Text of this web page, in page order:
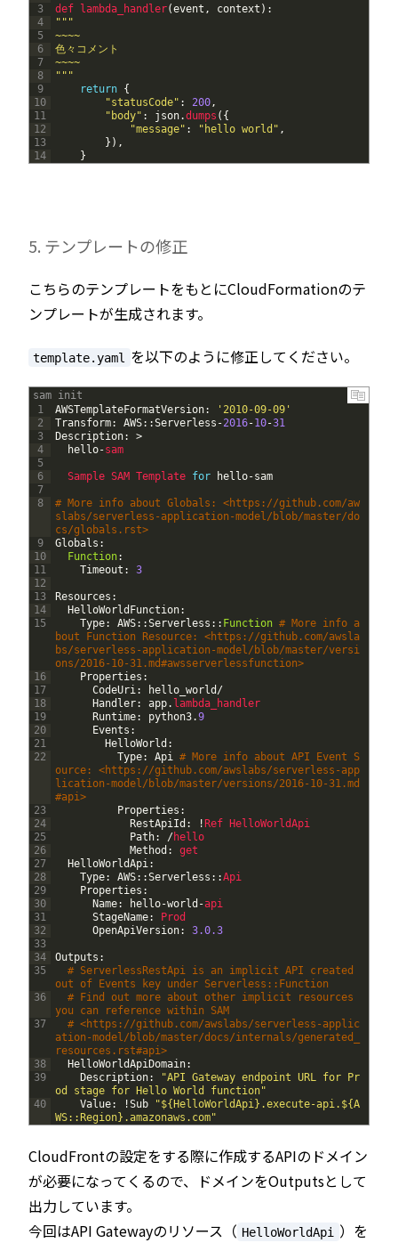
3
4
5
6
7
8
9
10
11
12
13
14
def lambda_handler(event , context ) :
"" "
~~~~
色々コメント
~~~~
" ""
return {
"statusCode" : 200,
"body" : json.dumps ( {
"message" : "hello world" ,
} ) ,
}
5. テンプレートの修正
こちらのテンプレートをもとにCloudFormationのテ
ンプレートが生成されます。
template.yaml を以下のように修正してください。
sam init
1
2
3
4
5
6
7
8
9
10
11
12
13
14
15
16
17
18
19
20
21
22
23
24
25
26
27
28
29
30
31
32
33
34
35
36
37
38
39
40
AWSTemplateFormatVersion:
'2010-09-09'
Transform: AWS::Serverless -2016-10-31
Description:
>
hello-sam
Sample SAM Template for hello-sam
# More info about Globals: <https://github.com/aw
slabs/serverless-application-model/blob/master/do
cs/globals.rst>
Globals :
Function:
Timeout : 3
Resources :
HelloWorldFunction:
Type: AWS::Serverless :: Function # More info a
bout Function Resource: <https://github.com/awsla
bs/serverless-application-model/blob/master/versi
ons/2016-10-31.md#awsserverlessfunction>
Properties :
CodeUri: hello_world /
Handler: app. lambda_handler
Runtime: python3.9
Events :
HelloWorld :
Type: Api # More info about API Event S
ource: <https://github.com/awslabs/serverless-app
lication-model/blob/master/versions/2016-10-31.md
#api>
Properties :
RestApiId : ! Ref
HelloWorldApi
Path: /hello
Method :
get
HelloWorldApi:
Type: AWS::Serverless ::Api
Properties :
Name: hello-world -api
StageName:
Prod
OpenApiVersion: 3.0.3
Outputs :
# ServerlessRestApi is an implicit API created
out of Events key under Serverless::Function
# Find out more about other implicit resources
you can reference within SAM
# <https://github.com/awslabs/serverless-applic
ation-model/blob/master/docs/internals/generated_
resources.rst#api>
HelloWorldApiDomain:
Description:
"API Gateway endpoint URL for Pr
od stage for Hello World function"
Value: !Sub
"${HelloWorldApi}.execute-api.${A
WS::Region}.amazonaws.com"
CloudFrontの設定をする際に作成するAPIのドメイン
が必要になってくるので、ドメインをOutputsとして
出力しています。
今回はAPI Gatewayのリソース（ HelloWorldApi
）を